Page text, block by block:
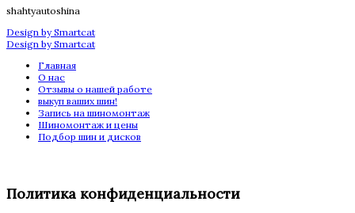
shahtyautoshina
Design by Smartcat
Design by Smartcat
Главная
О нас
Отзывы о нашей работе
выкуп ваших шин!
Запись на шиномонтаж
Шиномонтаж и цены
Подбор шин и дисков
Политика конфиденциальности